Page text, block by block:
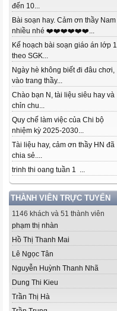
đến 10...
Bài soạn hay. Cảm ơn thầy Nam
nhiều nhé ❤️❤️❤️❤️❤️❤️...
Kế hoạch bài soạn giáo án lớp 1
theo SGK...
Ngày hè không biết đi đâu chơi,
vào trang thầy...
Chào bạn N, tài liệu siêu hay và
chỉn chu...
Quy chế làm việc của Chi bộ
nhiệm kỳ 2025-2030...
Tài liệu hay, cảm ơn thầy HN đã
chia sẻ....
trinh thi oang tuần 1 ...
THÀNH VIÊN TRỰC TUYẾN
1146 khách và 51 thành viên
phạm thị nhàn
Hồ Thị Thanh Mai
Lê Ngọc Tân
Nguyễn Huỳnh Thanh Nhã
Dung Thi Kieu
Trần Thị Hà